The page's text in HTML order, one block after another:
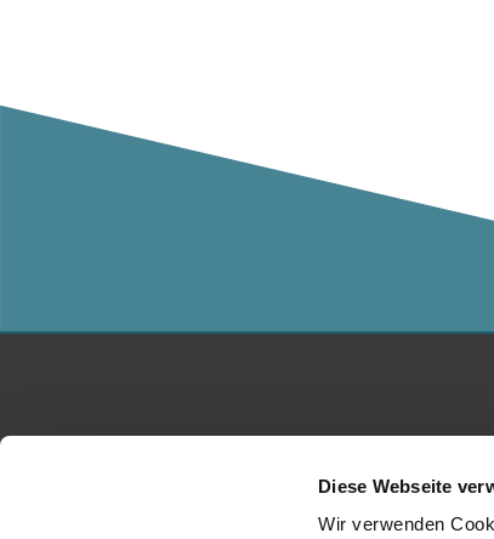
Diese Webseite
Wir verwenden
Für Unternehmen